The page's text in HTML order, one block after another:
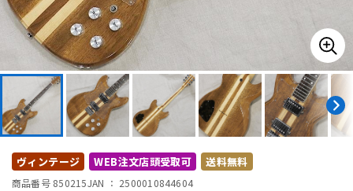
アンプ
DJ機器
DTM オンライン納品 レコーディング機器
配信/ライブ機器
ヴィンテージ WEB注文店頭受取可 送料無料
商品番号 850215JAN ： 2500010844604